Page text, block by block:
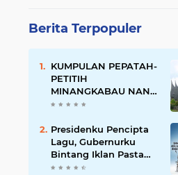
Berita Terpopuler
KUMPULAN PEPATAH-
PETITIH
MINANGKABAU NAN
ELOK
Presidenku Pencipta
Lagu, Gubernurku
Bintang Iklan Pasta
Gigi